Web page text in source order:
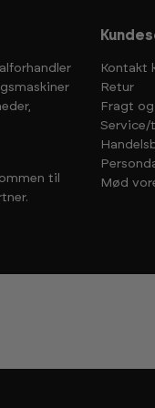
til
Kontakt
Retur
Fragt
Service/
Mød